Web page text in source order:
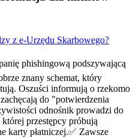
z e-Urzędu Skarbowego?
phishingową podszywającą
znany schemat, który
Oszuści informują o rzekomo
do "potwierdzenia
odnośnik prowadzi do
przestępcy próbują
karty płatniczej.✅ Zawsze